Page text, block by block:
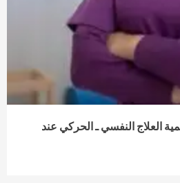
العلاج النفسي ـ الحركي عند